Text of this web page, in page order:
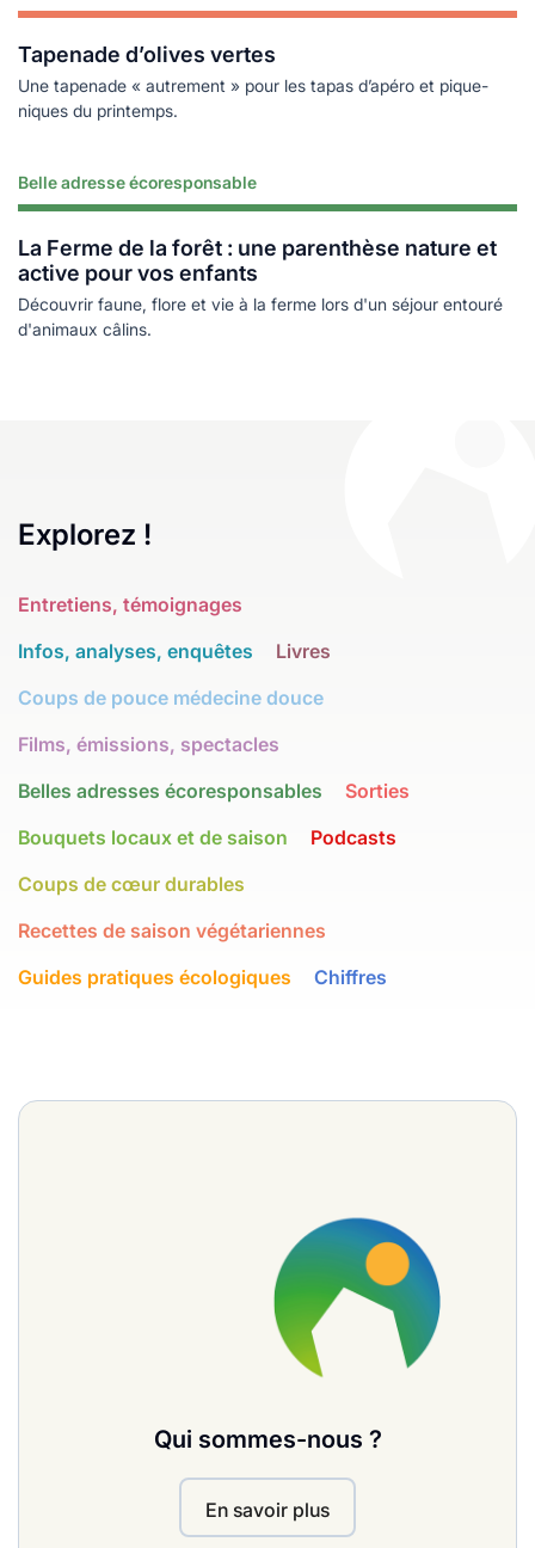
Tapenade d’olives vertes
Une tapenade « autrement » pour les tapas d’apéro et pique-
niques du printemps.
Belle adresse écoresponsable
La Ferme de la forêt : une parenthèse nature et
active pour vos enfants
Découvrir faune, flore et vie à la ferme lors d'un séjour entouré
d'animaux câlins.
Lire plus
Explorez !
Entretiens, témoignages
Infos, analyses, enquêtes
Livres
Coups de pouce médecine douce
Films, émissions, spectacles
Belles adresses écoresponsables
Sorties
Bouquets locaux et de saison
Podcasts
Coups de cœur durables
Recettes de saison végétariennes
Guides pratiques écologiques
Chiffres
Qui sommes-nous ?
En savoir plus